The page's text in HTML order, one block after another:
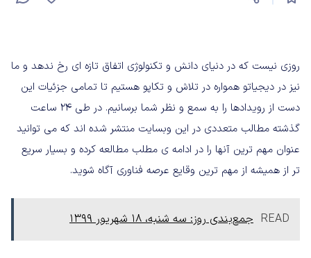
روزی نیست که در دنیای دانش و تکنولوژی اتفاق تازه ای رخ ندهد و ما
نیز در دیجیاتو همواره در تلاش و تکاپو هستیم تا تمامی جزئیات این
دست از رویدادها را به سمع و نظر شما برسانیم. در طی ۲۴ ساعت
گذشته مطالب متعددی در این وبسایت منتشر شده اند که می توانید
عنوان مهم ترین آنها را در ادامه ی مطلب مطالعه کرده و بسیار سریع
تر از همیشه از مهم ترین وقایع عرصه فناوری آگاه شوید.
READ جمع‌بندی روز: سه شنبه، ۱۸ شهریور ۱۳۹۹